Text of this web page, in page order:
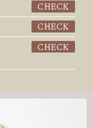
CHECK
CHECK
CHECK